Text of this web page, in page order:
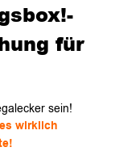
für
sein!
wirklich